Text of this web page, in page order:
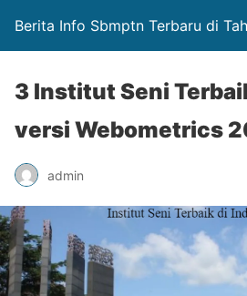
Berita Info Sbmptn Terbaru di
3 Institut Seni
versi Webometrics
admin